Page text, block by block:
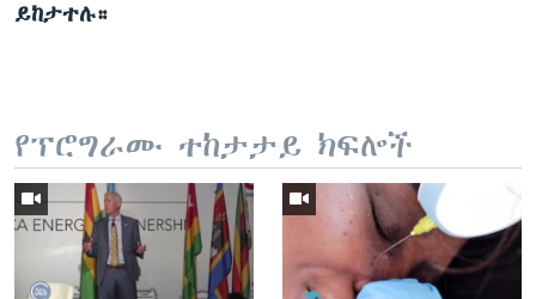
ይከታተሉ።
የፕሮግራሙ ተከታታይ ክፍሎች